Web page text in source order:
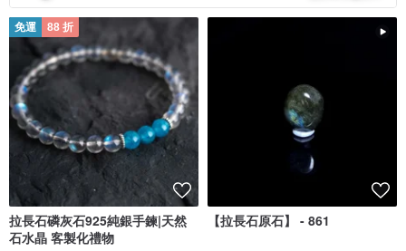
免運 88 折
拉長石磷灰石925純銀手鍊|天然
石水晶 客製化禮物
【拉長石原石】 - 861